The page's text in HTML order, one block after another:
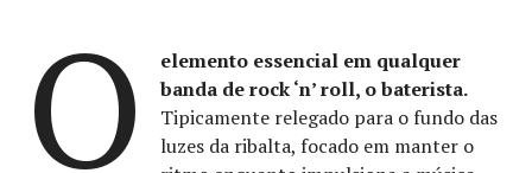
O
elemento essencial em qualquer
banda de rock ‘n’ roll, o baterista.
Tipicamente relegado para o fundo das
luzes da ribalta, focado em manter o